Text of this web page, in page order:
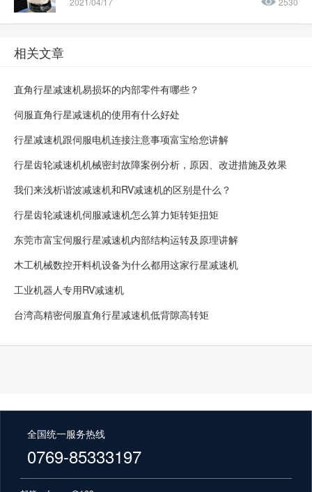
相关文章
直角行星减速机易损坏的内部零件有哪些？
伺服直角行星减速机的使用有什么好处
行星减速机跟伺服电机连接注意事项富宝给您讲解
行星齿轮减速机机械密封故障案例分析，原因、改进措施及效果
我们来浅析谐波减速机和RV减速机的区别是什么？
行星齿轮减速机伺服减速机怎么算力矩转矩扭矩
东莞市富宝伺服行星减速机内部结构运转及原理讲解
木工机械数控开料机设备为什么都用这家行星减速机
工业机器人专用RV减速机
台湾高精密伺服直角行星减速机低背隙高转矩
全国统一服务热线
0769-85333197